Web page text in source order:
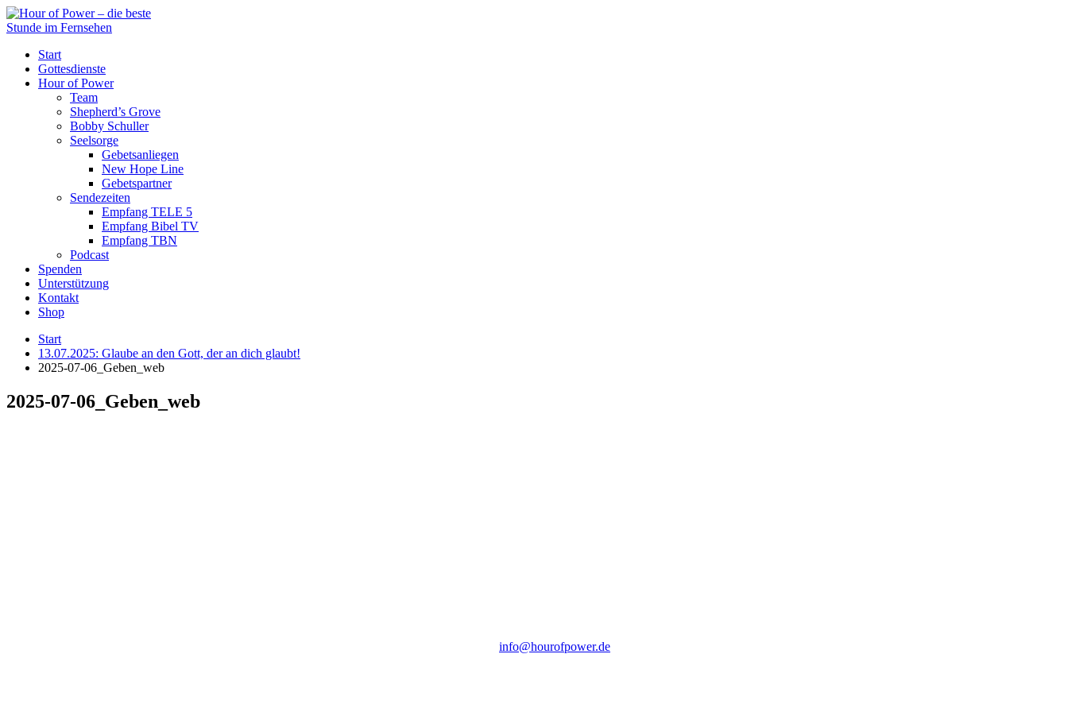
Start
Gottesdienste
Hour of Power
Team
Shepherd’s Grove
Bobby Schuller
Seelsorge
Gebetsanliegen
New Hope Line
Gebetspartner
Sendezeiten
Empfang TELE 5
Empfang Bibel TV
Empfang TBN
Podcast
Spenden
Unterstützung
Kontakt
Shop
Start
13.07.2025: Glaube an den Gott, der an dich glaubt!
2025-07-06_Geben_web
2025-07-06_Geben_web
info@hourofpower.de